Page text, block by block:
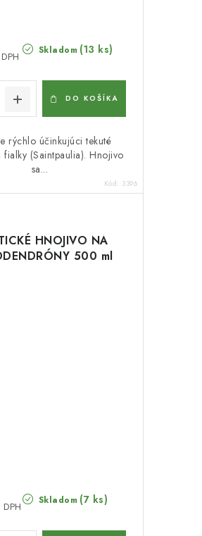
Skladom (13 ks)
DO KOŠÍKA
rýchlo účinkujúci tekuté
fialky (Saintpaulia). Hnojivo
sa...
Kód: 3396
HNOJIVO NA
500 ml
Skladom (7 ks)